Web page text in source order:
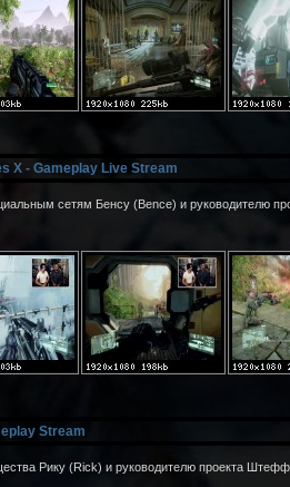
X - Gameplay Live Stream
сетям Бенсу (Bence) и руководителю
Stream
Рику (Rick) и руководителю проекта